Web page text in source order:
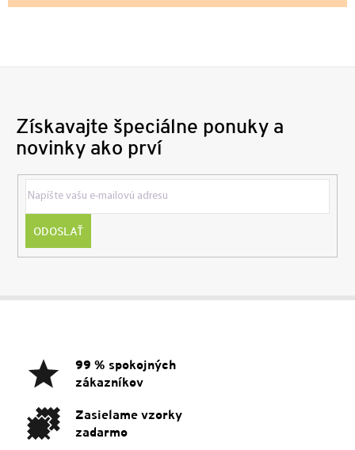
Získavajte špeciálne ponuky a
novinky ako prví
ODOSLAŤ
99 % spokojných
zákazníkov
Zasielame vzorky
zadarmo